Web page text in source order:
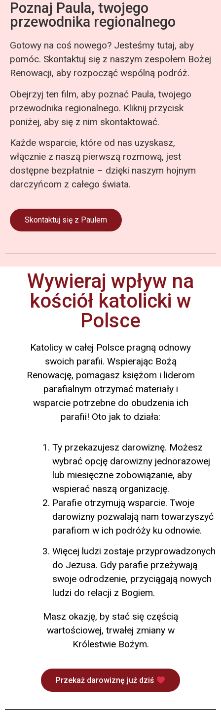
Poznaj Paula, twojego
przewodnika regionalnego
Gotowy na coś nowego? Jesteśmy tutaj, aby
pomóc. Skontaktuj się z naszym zespołem Bożej
Renowacji, aby rozpocząć wspólną podróż.
Obejrzyj ten film, aby poznać Paula, twojego
przewodnika regionalnego. Kliknij przycisk
poniżej, aby się z nim skontaktować.
Każde wsparcie, które od nas uzyskasz,
włącznie z naszą pierwszą rozmową, jest
dostępne bezpłatnie – dzięki naszym hojnym
darczyńcom z całego świata.
Skontaktuj się z Paulem
Wywieraj wpływ na
kościół katolicki w
Polsce
Katolicy w całej Polsce pragną odnowy
swoich parafii. Wspierając Bożą
Renowację, pomagasz księżom i liderom
parafialnym otrzymać materiały i
wsparcie potrzebne do obudzenia ich
parafii! Oto jak to działa:
Ty przekazujesz darowiznę. Możesz
wybrać opcję darowizny jednorazowej
lub miesięczne zobowiązanie, aby
wspierać naszą organizację.
Parafie otrzymują wsparcie. Twoje
darowizny pozwalają nam towarzyszyć
parafiom w ich podróży ku odnowie.
Więcej ludzi zostaje przyprowadzonych
do Jezusa. Gdy parafie przeżywają
swoje odrodzenie, przyciągają nowych
ludzi do relacji z Bogiem.
Masz okazję, by stać się częścią
wartościowej, trwałej zmiany w
Królestwie Bożym.
Przekaż darowiznę już dziś